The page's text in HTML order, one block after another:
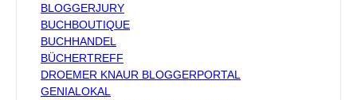
BLOGGERJURY
BUCHBOUTIQUE
BUCHHANDEL
BÜCHERTREFF
DROEMER KNAUR BLOGGERPORTAL
GENIALOKAL